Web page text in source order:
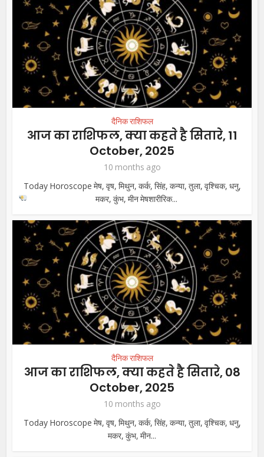
दैनिक राशिफल
आज का राशिफल, क्या कहते है सितारे, 11
October, 2025
10 months ago
Today Horoscope मेष, वृष, मिथुन, कर्क, सिंह, कन्या, तुला, वृश्चिक, धनु,
मकर, कुंभ, मीनमेषशारीरिक...
दैनिक राशिफल
आज का राशिफल, क्या कहते है सितारे, 08
October, 2025
10 months ago
Today Horoscope मेष, वृष, मिथुन, कर्क, सिंह, कन्या, तुला, वृश्चिक, धनु,
मकर, कुंभ, मीन...